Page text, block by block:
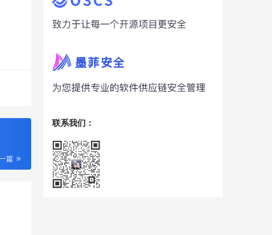
篇
联系我们：